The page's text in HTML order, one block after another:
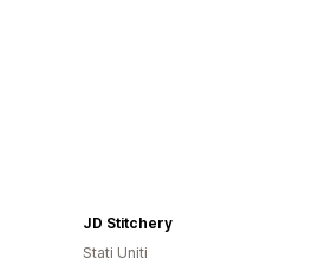
JD Stitchery
Stati Uniti